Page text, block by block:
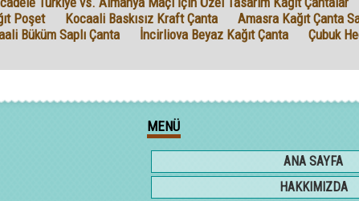
Poşet
Kocaali Baskısız Kraft Çanta Amasra Kağıt Çanta
Büküm Saplı Çanta İncirliova Beyaz Kağıt Çanta Çubuk
MENÜ
ANA SAYFA
HAKKIMIZDA